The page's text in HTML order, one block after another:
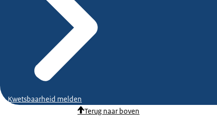
Kwetsbaarheid melden
Terug naar boven